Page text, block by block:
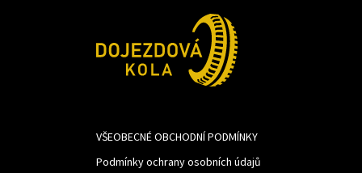
VŠEOBECNÉ OBCHODNÍ PODMÍNKY
Podmínky ochrany osobních údajů